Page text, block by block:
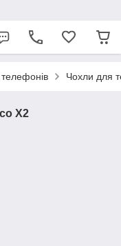
Чохли для
X2